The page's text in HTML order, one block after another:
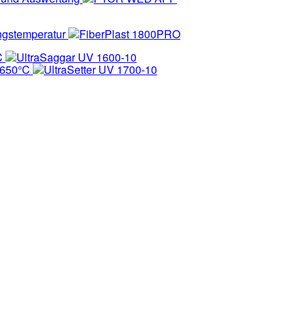
FiberPlast 1800PRO
UltraSaggar UV 1600-10
UltraSetter UV 1700-10